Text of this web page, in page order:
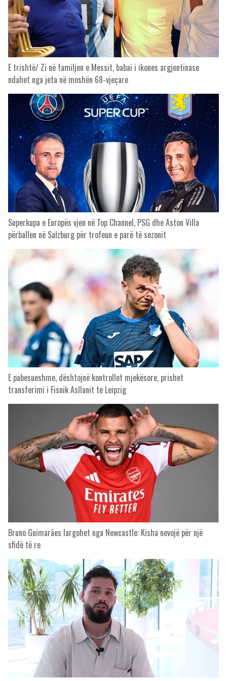
E trishtë/ Zi në familjen e Messit, babai i ikones argjentinase
ndahet nga jeta në moshën 68-vjeçare
Superkupa e Europës vjen në Top Channel, PSG dhe Aston Villa
përballen në Salzburg për trofeun e parë të sezonit
E pabesueshme, dështojnë kontrollet mjekësore, prishet
transferimi i Fisnik Asllanit te Leipzig
Bruno Guimarães largohet nga Newcastle: Kisha nevojë për një
sfidë të re